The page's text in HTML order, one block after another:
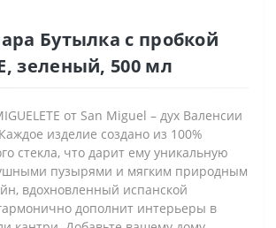
Бутылка с пробкой
зеленый, 500 мл
от San Miguel – дух Валенсии
изделие создано из 100%
стекла, что дарит ему уникальную
пузырями и мягким природным
вдохновленный испанской
дополнит интерьеры в